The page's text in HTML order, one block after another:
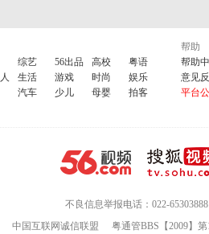
综艺 56出品 高校
粤语
生活 游戏 时尚
娱乐
汽车 少儿 母婴 拍客
帮助
帮助
意见
平台
不良信息举报电话：022-65303888
中国互联网诚信联盟 粤通管BBS【2009】